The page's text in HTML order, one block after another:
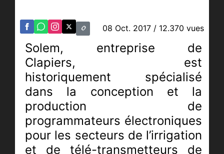
08 Oct. 2017 / 12.370 vues
Solem, entreprise de
Clapiers, est
historiquement spécialisé
dans la conception et la
production de
programmateurs électroniques
pour les secteurs de l’irrigation
et de télé-transmetteurs de